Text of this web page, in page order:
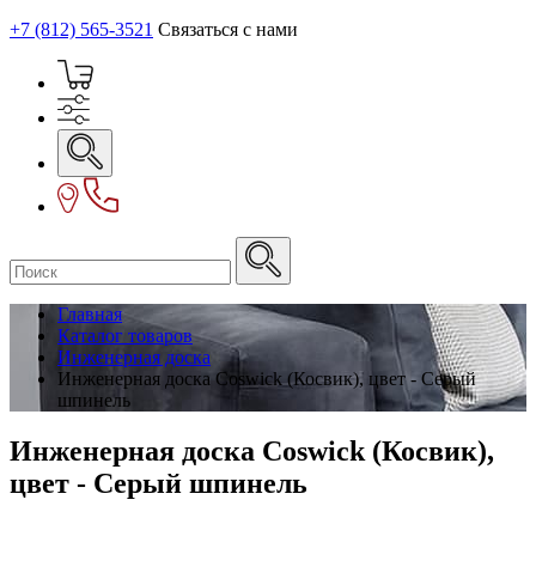
+7 (812) 565-3521 Связаться с нами
Главная
Каталог товаров
Инженерная доска
Инженерная доска Coswick (Косвик), цвет - Серый
шпинель
Инженерная доска Coswick (Косвик),
цвет - Серый шпинель